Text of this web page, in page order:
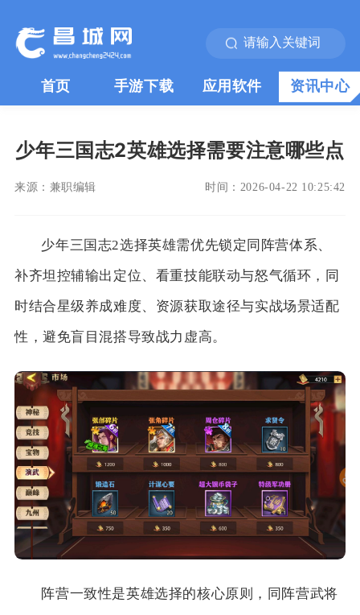
首页 手游下载 应用软件 资讯中心
少年三国志2英雄选择需要注意哪些点
来源： 兼职编辑 时间： 2026-04-22 10:25:42
少年三国志2选择英雄需优先锁定同阵营体系、
补齐坦控辅输出定位、看重技能联动与怒气循环，同
时结合星级养成难度、资源获取途径与实战场景适配
性，避免盲目混搭导致战力虚高。
阵营一致性是英雄选择的核心原则，同阵营武将